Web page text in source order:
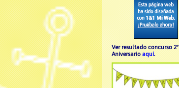
Ver resultado concurso 2º
Aniversario aquí.